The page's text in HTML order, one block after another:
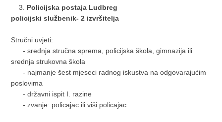
Policijska postaja Ludbreg
policijski službenik- 2 izvršitelja
Stručni uvjeti:
- srednja stručna sprema, policijska škola, gimnazija ili
srednja strukovna škola
- najmanje šest mjeseci radnog iskustva na odgovarajućim
poslovima
- državni ispit I. razine
- zvanje: policajac ili viši policajac